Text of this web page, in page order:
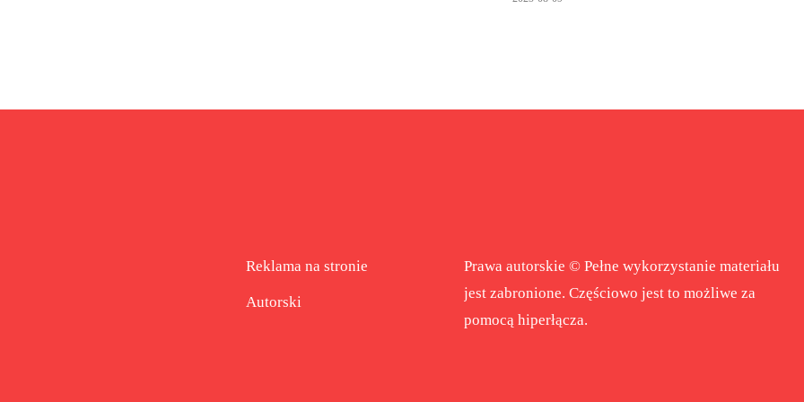
Reklama na stronie
Autorski
Prawa autorskie © Pełne wykorzystanie materiału
jest zabronione. Częściowo jest to możliwe za
pomocą hiperłącza.